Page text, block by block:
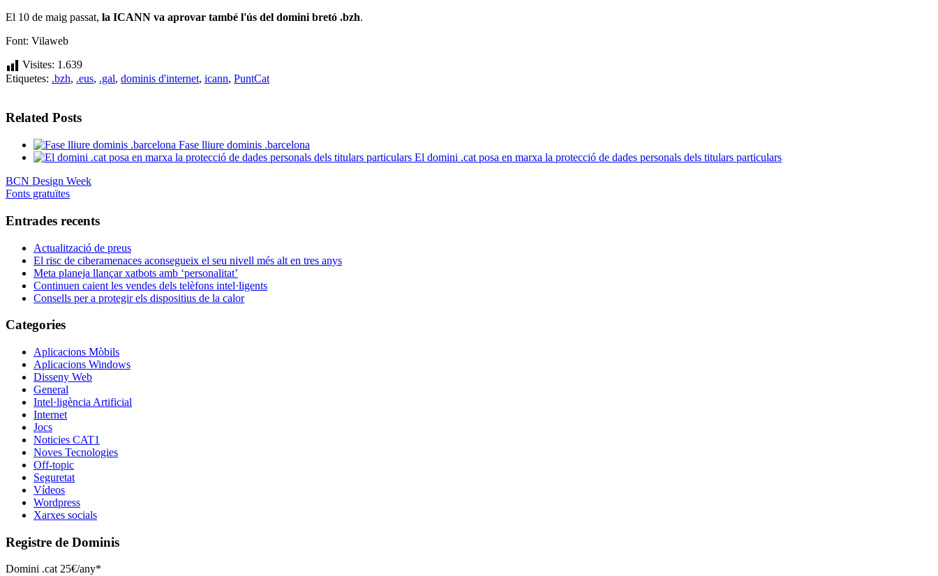
El 10 de maig passat, la ICANN va aprovar també l'ús del domini bretó .bzh.
Font: Vilaweb
Visites: 1.639
Etiquetes: .bzh, .eus, .gal, dominis d'internet, icann, PuntCat
Related Posts
Fase lliure dominis .barcelona
El domini .cat posa en marxa la protecció de dades personals dels titulars particulars
BCN Design Week
Fonts gratuïtes
Entrades recents
Actualització de preus
El risc de ciberamenaces aconsegueix el seu nivell més alt en tres anys
Meta planeja llançar xatbots amb ‘personalitat’
Continuen caient les vendes dels telèfons intel·ligents
Consells per a protegir els dispositius de la calor
Categories
Aplicacions Mòbils
Aplicacions Windows
Disseny Web
General
Intel·ligència Artificial
Internet
Jocs
Noticies CAT1
Noves Tecnologies
Off-topic
Seguretat
Vídeos
Wordpress
Xarxes socials
Registre de Dominis
Domini .cat 25€/any*